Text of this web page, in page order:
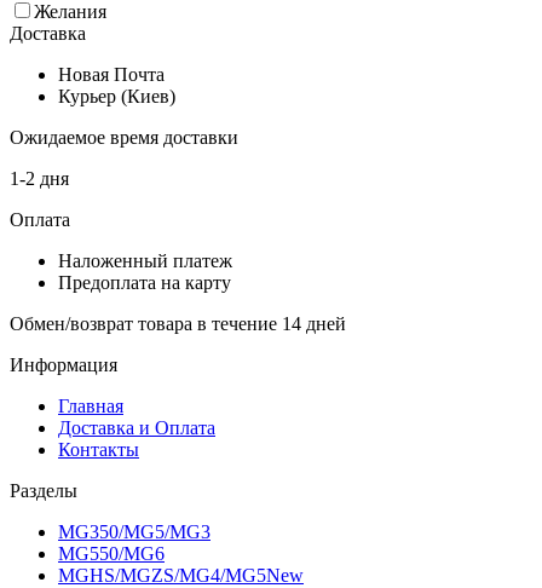
Желания
Доставка
Новая Почта
Курьер (Киев)
Ожидаемое время доставки
1-2 дня
Оплата
Наложенный платеж
Предоплата на карту
Обмен/возврат товара в течение 14 дней
Информация
Главная
Доставка и Оплата
Контакты
Разделы
MG350/MG5/MG3
MG550/MG6
MGHS/MGZS/MG4/MG5New